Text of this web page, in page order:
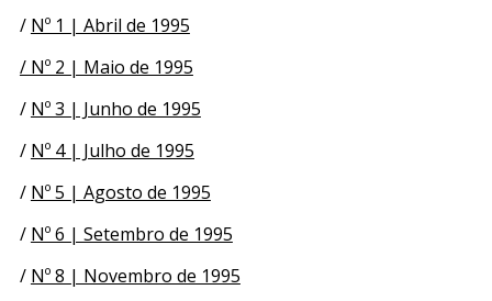
/ Nº 1 | Abril de 1995
/ Nº 2 | Maio de 1995
/ Nº 3 | Junho de 1995
/ Nº 4 | Julho de 1995
/ Nº 5 | Agosto de 1995
/ Nº 6 | Setembro de 1995
/ Nº 8 | Novembro de 1995